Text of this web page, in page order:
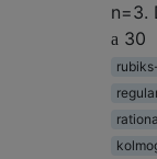
n=3.
30